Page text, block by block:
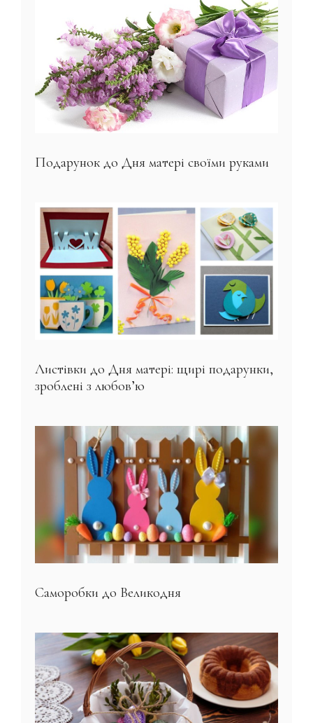
Подарунок до Дня матері своїми руками
Листівки до Дня матері: щирі подарунки,
зроблені з любов’ю
Саморобки до Великодня